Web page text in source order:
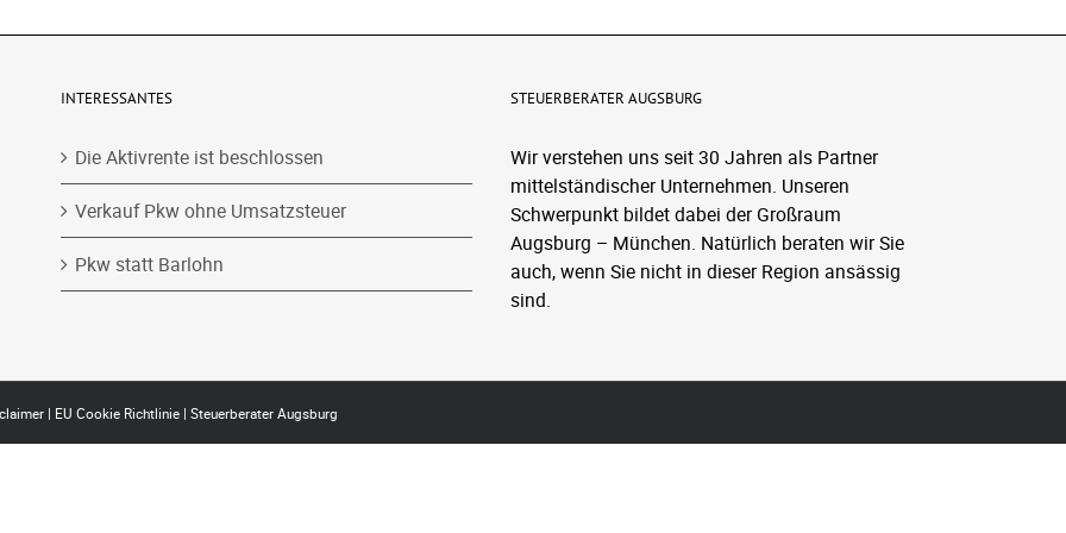
INTERESSANTES
Die Aktivrente ist beschlossen
Verkauf Pkw ohne Umsatzsteuer
Pkw statt Barlohn
STEUERBERATER AUGSBURG
Wir verstehen uns seit 30 Jahren als Partner
mittelständischer Unternehmen. Unseren
Schwerpunkt bildet dabei der Großraum
Augsburg – München. Natürlich beraten wir Sie
auch, wenn Sie nicht in dieser Region ansässig
sind.
| EU Cookie Richtlinie | Steuerberater Augsburg